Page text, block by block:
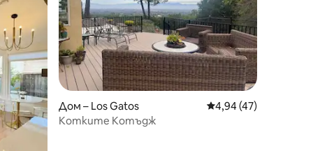
Дом – Los Gatos Средна оценка:
4,94 (47)
Котките Котъдж